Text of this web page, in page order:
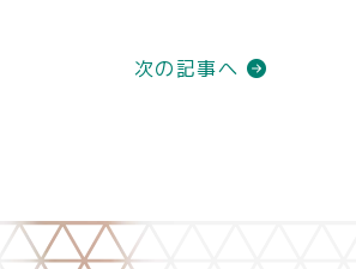
次の記事へ